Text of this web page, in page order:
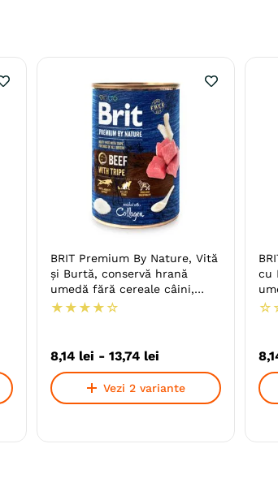
BRIT Premium By Nature, Vită
și Burtă, conservă hrană
umedă fără cereale câini,
(pate)
★ ★ ★ ★ ☆
8,14 lei - 13,74 lei
Vezi 2 variante
cu
☆
8,